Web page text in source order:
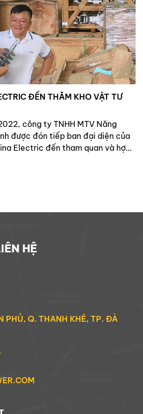
ĐẾN THĂM KHO VẬT TƯ
công ty TNHH MTV Năng
được đón tiếp ban đại diện của
Electric đến tham quan và hợp
ghé thăm lần này có ông Bùi
HỆ
PHỦ, Q. THANH KHÊ, TP. ĐÀ